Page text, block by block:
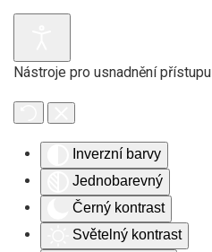
Nástroje pro usnadnění přístupu
Inverzní barvy
Jednobarevný
Černý kontrast
Světelný kontrast